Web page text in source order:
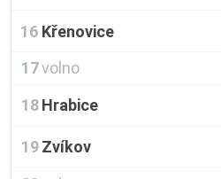
16 Křenovice
17volno
18 Hrabice
19 Zvíkov